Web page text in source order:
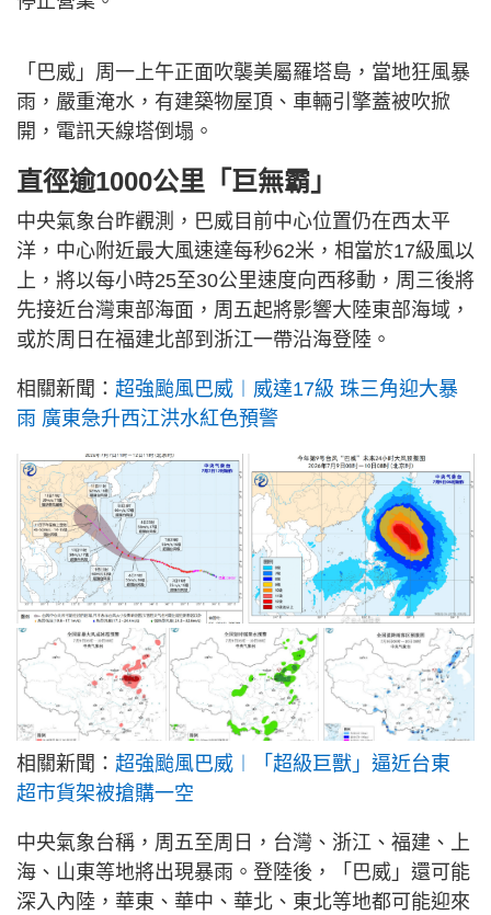
「巴威」周一上午正面吹襲美屬羅塔島，當地狂風暴
雨，嚴重淹水，有建築物屋頂、車輛引擎蓋被吹掀
開，電訊天線塔倒塌。
直徑逾1000公里「巨無霸」
中央氣象台昨觀測，巴威目前中心位置仍在西太平
洋，中心附近最大風速達每秒62米，相當於17級風以
上，將以每小時25至30公里速度向西移動，周三後將
先接近台灣東部海面，周五起將影響大陸東部海域，
或於周日在福建北部到浙江一帶沿海登陸。
相關新聞： 超強颱風巴威︱威達17級 珠三角迎大暴
雨 廣東急升西江洪水紅色預警
相關新聞： 超強颱風巴威︱「超級巨獸」逼近台東
超市貨架被搶購一空
中央氣象台稱，周五至周日，台灣、浙江、福建、上
海、山東等地將出現暴雨。登陸後，「巴威」還可能
深入內陸，華東、華中、華北、東北等地都可能迎來